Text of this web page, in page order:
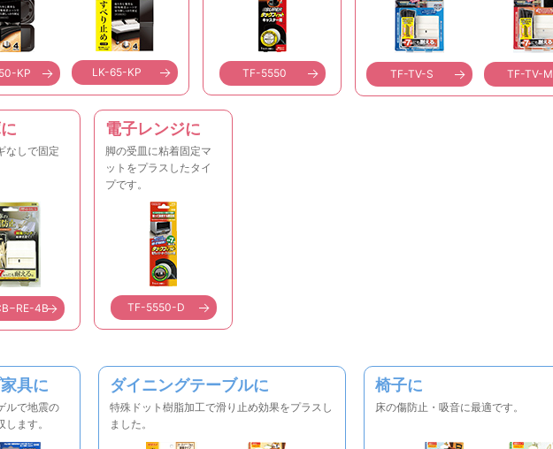
KP LK-65-KP TF-5550 TF-TV-S TF-TV-M
なしで固定
4B
電子レンジに
脚の受皿に粘着固定マ
ットをプラスしたタイ
プです。
TF-5550-D
具に
ルで地震の
ます。
ダイニングテーブルに
特殊ドット樹脂加工で滑り止め効果をプラスし
ました。
椅子に
床の傷防止・吸音に最適です。